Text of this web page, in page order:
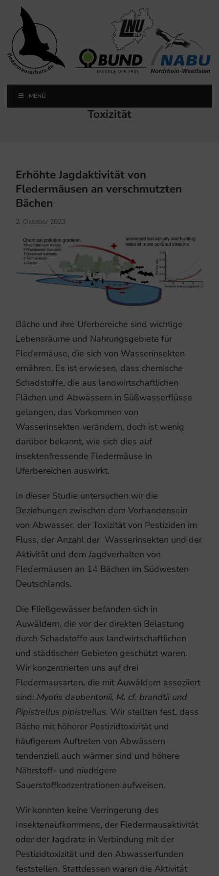
Landesfachausschuss
Fledermausschutz NRW
Landesfachausschuss Fledermausschutz NRW
MENÜ
Schlagwort:
Toxizität
Erhöhte Jagdaktivität von
Fledermäusen an verschmutzten
Bächen
2. Oktober 2023
Bäche und ihre Uferbereiche sind wichtige
Lebensräume und Nahrungsgebiete für
Fledermäuse, die sich von Wasserinsekten
ernähren. Es ist erwiesen, dass chemische
Schadstoffe, die aus landwirtschaftlichen
Flächen und Abwässern in Süßwasserflüsse
gelangen, das Vorkommen von
Wasserinsekten verändern, doch ist wenig
darüber bekannt, wie sich dies auf
insektenfressende Fledermäuse in
Uferbereichen auswirkt.
In dieser Studie untersuchen wir die
Beziehungen zwischen dem Vorhandensein
von Abwasser, der Toxizität von Pestiziden im
Fluss, der Anzahl der Wasserinsekten und der
Aktivität und dem Jagdverhalten von
Fledermäusen an 14 Bächen im Südwesten
Deutschlands.
Die Fließgewässer befanden sich in
Auwäldern, die vor der direkten Belastung
durch Schadstoffe aus landwirtschaftlichen
und städtischen Gebieten geschützt waren.
Wir konzentrierten uns auf drei
Fledermausarten, die mit Auwäldern assoziiert
sind: Myotis daubentonii, M. cf. brandtii und
Pipistrellus pipistrellus. Wir stellten fest, dass
Bäche mit höherer Pestizidtoxizität und
häufigerem Auftreten von Abwässern
tendenziell auch wärmer sind und höhere
Nährstoff- und niedrigere
Sauerstoffkonzentrationen aufweisen.
Wir konnten keine Verringerung des
Insektenaufkommens, der Fledermausaktivität
oder der Jagdrate in Verbindung mit der
Pestizidtoxizität und den Abwasserfunden
feststellen. Stattdessen waren die Aktivität